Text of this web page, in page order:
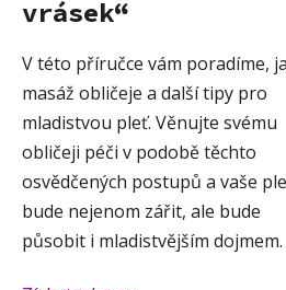
vrásek“
V této příručce vám poradíme,
masáž obličeje a další tipy pro
mladistvou pleť. Věnujte svému
obličeji péči v podobě těchto
osvědčených postupů a vaše
bude nejenom zářit, ale bude
působit i mladistvějším dojmem.